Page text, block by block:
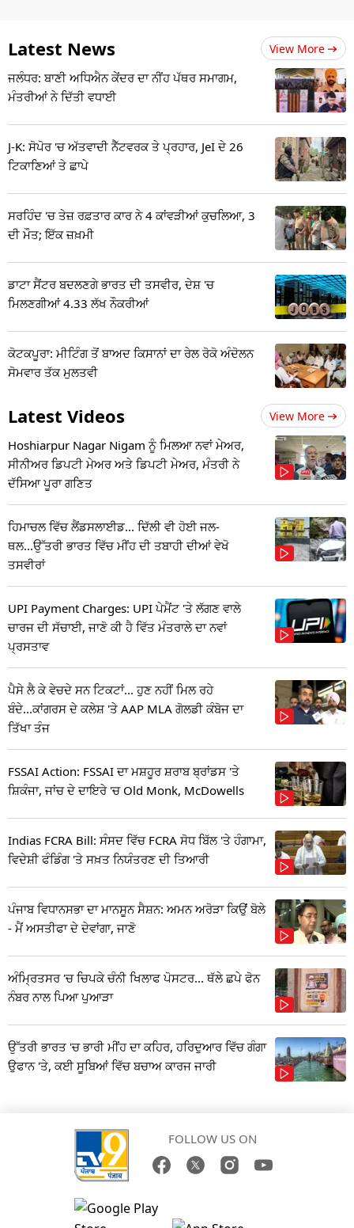
Latest News View More
ਜਲੰਧਰ: ਬਾਣੀ ਅਧਿਐਨ ਕੇਂਦਰ ਦਾ ਨੀਂਹ ਪੱਥਰ ਸਮਾਗਮ,
ਮੰਤਰੀਆਂ ਨੇ ਦਿੱਤੀ ਵਧਾਈ
J-K: ਸੋਪੋਰ 'ਚ ਅੱਤਵਾਦੀ ਨੈੱਟਵਰਕ ਤੇ ਪ੍ਰਹਾਰ, JeI ਦੇ 26
ਟਿਕਾਣਿਆਂ ਤੇ ਛਾਪੇ
ਸਰਹਿੰਦ 'ਚ ਤੇਜ਼ ਰਫ਼ਤਾਰ ਕਾਰ ਨੇ 4 ਕਾਂਵੜੀਆਂ ਕੁਚਲਿਆ, 3
ਦੀ ਮੌਤ; ਇੱਕ ਜ਼ਖ਼ਮੀ
ਡਾਟਾ ਸੈਂਟਰ ਬਦਲਣਗੇ ਭਾਰਤ ਦੀ ਤਸਵੀਰ, ਦੇਸ਼ 'ਚ
ਮਿਲਣਗੀਆਂ 4.33 ਲੱਖ ਨੌਕਰੀਆਂ
ਕੋਟਕਪੂਰਾ: ਮੀਟਿੰਗ ਤੋਂ ਬਾਅਦ ਕਿਸਾਨਾਂ ਦਾ ਰੇਲ ਰੋਕੋ ਅੰਦੋਲਨ
ਸੋਮਵਾਰ ਤੱਕ ਮੁਲਤਵੀ
Latest Videos View More
Hoshiarpur Nagar Nigam ਨੂੰ ਮਿਲਆ ਨਵਾਂ ਮੇਅਰ,
ਸੀਨੀਅਰ ਡਿਪਟੀ ਮੇਅਰ ਅਤੇ ਡਿਪਟੀ ਮੇਅਰ, ਮੰਤਰੀ ਨੇ
ਦੱਸਿਆ ਪੂਰਾ ਗਣਿਤ
ਹਿਮਾਚਲ ਵਿੱਚ ਲੈਂਡਸਲਾਈਡ... ਦਿੱਲੀ ਵੀ ਹੋਈ ਜਲ-
ਥਲ...ਉੱਤਰੀ ਭਾਰਤ ਵਿੱਚ ਮੀਂਹ ਦੀ ਤਬਾਹੀ ਦੀਆਂ ਵੇਖੋ
ਤਸਵੀਰਾਂ
UPI Payment Charges: UPI ਪੇਮੈਂਟ 'ਤੇ ਲੱਗਣ ਵਾਲੇ
ਚਾਰਜ ਦੀ ਸੱਚਾਈ, ਜਾਣੋ ਕੀ ਹੈ ਵਿੱਤ ਮੰਤਰਾਲੇ ਦਾ ਨਵਾਂ
ਪ੍ਰਸਤਾਵ
ਪੈਸੇ ਲੈ ਕੇ ਵੇਚਦੇ ਸਨ ਟਿਕਟਾਂ... ਹੁਣ ਨਹੀਂ ਮਿਲ ਰਹੇ
ਬੰਦੇ...ਕਾਂਗਰਸ ਦੇ ਕਲੇਸ਼ 'ਤੇ AAP MLA ਗੋਲਡੀ ਕੰਬੋਜ ਦਾ
ਤਿੱਖਾ ਤੰਜ
FSSAI Action: FSSAI ਦਾ ਮਸ਼ਹੂਰ ਸ਼ਰਾਬ ਬ੍ਰਾਂਡਸ 'ਤੇ
ਸ਼ਿਕੰਜਾ, ਜਾਂਚ ਦੇ ਦਾਇਰੇ 'ਚ Old Monk, McDowells
Indias FCRA Bill: ਸੰਸਦ ਵਿੱਚ FCRA ਸੋਧ ਬਿੱਲ 'ਤੇ ਹੰਗਾਮਾ,
ਵਿਦੇਸ਼ੀ ਫੰਡਿੰਗ 'ਤੇ ਸਖ਼ਤ ਨਿਯੰਤਰਣ ਦੀ ਤਿਆਰੀ
ਪੰਜਾਬ ਵਿਧਾਨਸਭਾ ਦਾ ਮਾਨਸੂਨ ਸੈਸ਼ਨ: ਅਮਨ ਅਰੋੜਾ ਕਿਉਂ ਬੋਲੇ
- ਮੈਂ ਅਸਤੀਫਾ ਦੇ ਦੇਵਾਂਗਾ, ਜਾਣੋ
ਅੰਮ੍ਰਿਤਸਰ 'ਚ ਚਿਪਕੇ ਚੰਨੀ ਖਿਲਾਫ ਪੋਸਟਰ... ਥੱਲੇ ਛਪੇ ਫੋਨ
ਨੰਬਰ ਨਾਲ ਪਿਆ ਪੁਆੜਾ
ਉੱਤਰੀ ਭਾਰਤ 'ਚ ਭਾਰੀ ਮੀਂਹ ਦਾ ਕਹਿਰ, ਹਰਿਦੁਆਰ ਵਿੱਚ ਗੰਗਾ
ਉਫਾਨ 'ਤੇ, ਕਈ ਸੂਬਿਆਂ ਵਿੱਚ ਬਚਾਅ ਕਾਰਜ ਜਾਰੀ
FOLLOW US ON